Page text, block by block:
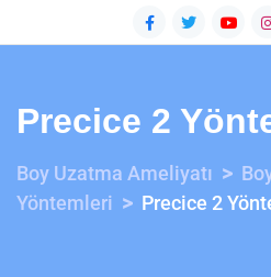
Precice 2
Boy Uzatma Ameliyatı >
Yöntemleri > Precice 2